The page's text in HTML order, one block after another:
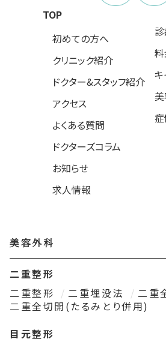
TOP
初めての方へ
クリニック紹介
ドクター&スタッフ紹介
アクセス
よくある質問
ドクターズコラム
お知らせ
求人情報
キ
美容外科
二重整形
二重整形
二重埋没法
二重
二重全切開(たるみとり併用)
目元整形